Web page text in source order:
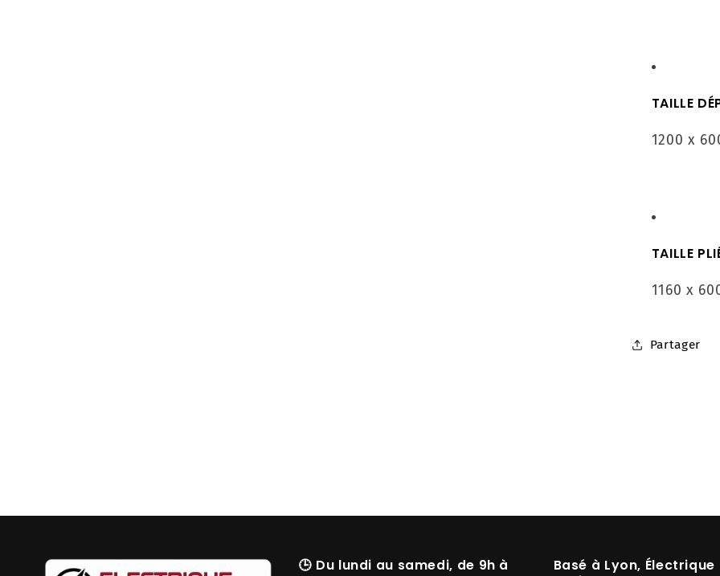
TAILLE
1200 x
TAILLE
1160 x
Partager
🕒 Du lundi au samedi, de 9h à
Basé à Lyon, Électrique